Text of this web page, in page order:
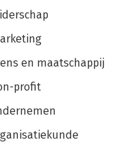
en maatschappij
profit